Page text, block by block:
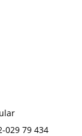
029 79 434